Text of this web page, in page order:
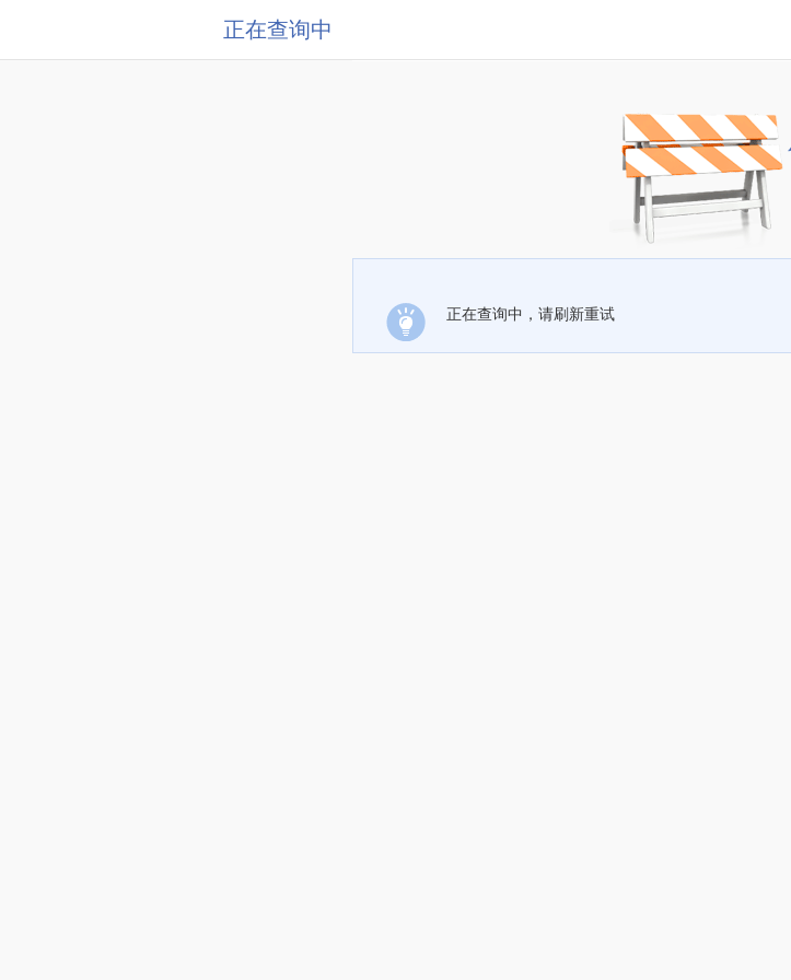
正在查询中
正在查询中，请刷新重试